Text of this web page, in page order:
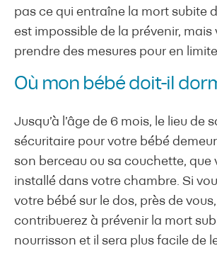
pas ce qui entraîne la mort subite
est impossible de la prévenir, mais
prendre des mesures pour en
Où mon bébé doit-il
Jusqu’à l’âge de 6 mois, le lieu de
sécuritaire pour votre bébé
son berceau ou sa couchette, que
installé dans votre chambre. Si
votre bébé sur le dos, près de
contribuerez à prévenir la mort
nourrisson et il sera plus facile de